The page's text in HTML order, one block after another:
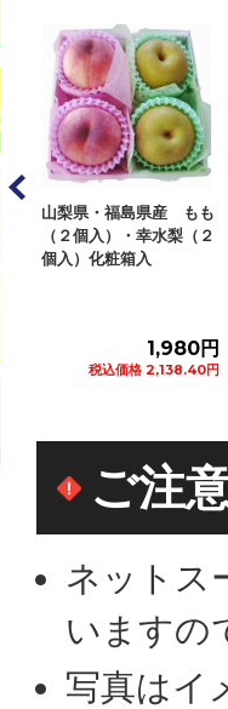
福島・山梨県など国内
産 もも 化粧箱 ４Ｌ
サイズ ６個入
2,580円
税込価格 2,786.40円
ご注
ネットス
いますの
写真はイ